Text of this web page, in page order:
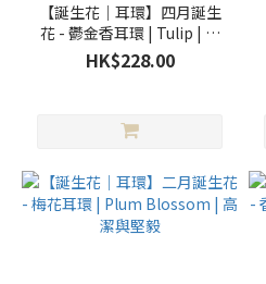
【誕生花｜耳環】四月誕生
花 - 鬱金香耳環 | Tulip | 愛
的告白
HK$228.00